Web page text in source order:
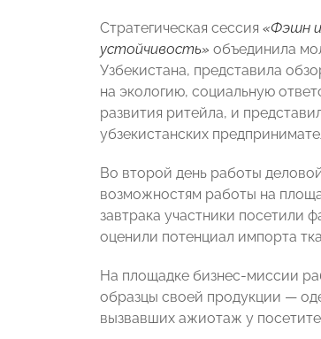
Стратегическая сессия «Фэшн и
устойчивость» объединила
Узбекистана, представила
на экологию, социальную
развития ритейла, и
убзекистанских
Во второй день работы
возможностям работы на
завтрака участники посетили
оценили потенциал импорта
На площадке бизнес-миссии
образцы своей продукции —
вызвавших ажиотаж у